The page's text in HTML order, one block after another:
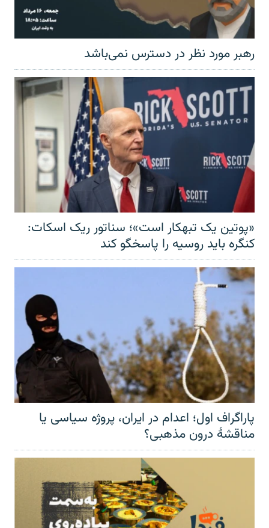
رهبر مورد نظر در دسترس نمی‌باشد
«پوتین یک تبهکار است»؛ سناتور ریک اسکات:
کنگره باید روسیه را پاسخگو کند
پاراگراف اول؛ اعدام در ایران، پروژه سیاسی یا
مناقشهٔ درون مذهبی؟